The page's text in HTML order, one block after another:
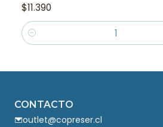
$11.390
Cantidad
CONTACTO
outlet@copreser.cl